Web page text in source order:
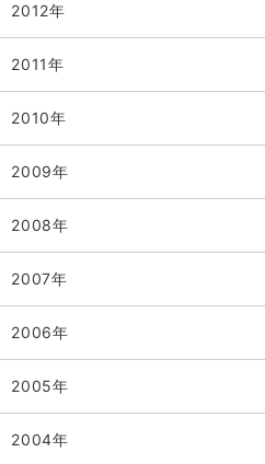
2012年
2011年
2010年
2009年
2008年
2007年
2006年
2005年
2004年